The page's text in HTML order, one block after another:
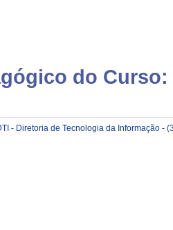
do Curso:
- Diretoria de Tecnologia da Informação